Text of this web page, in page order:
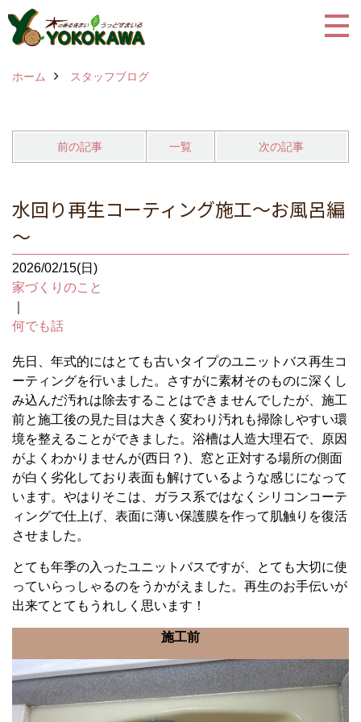
ホーム スタッフブログ
前の記事 一覧 次の記事
水回り再生コーティング施工～お風呂編
～
2026/02/15(日)
家づくりのこと
何でも話
先日、年式的にはとても古いタイプのユニットバス再生コ
ーティングを行いました。さすがに素材そのものに深くし
み込んだ汚れは除去することはできませんでしたが、施工
前と施工後の見た目は大きく変わり汚れも掃除しやすい環
境を整えることができました。浴槽は人造大理石で、原因
がよくわかりませんが(西日？)、窓と正対する場所の側面
が白く劣化しており表面も解けているような感じになって
います。やはりそこは、ガラス系ではなくシリコンコーテ
ィングで仕上げ、表面に薄い保護膜を作って肌触りを復活
させました。
とても年季の入ったユニットバスですが、とても大切に使
っていらっしゃるのをうかがえました。再生のお手伝いが
出来てとてもうれしく思います！
施工前